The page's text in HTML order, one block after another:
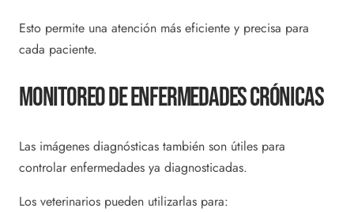
Esto permite una atención más eficiente y precisa para
cada paciente.
Monitoreo De Enfermedades Crónicas
Las imágenes diagnósticas también son útiles para
controlar enfermedades ya diagnosticadas.
Los veterinarios pueden utilizarlas para: